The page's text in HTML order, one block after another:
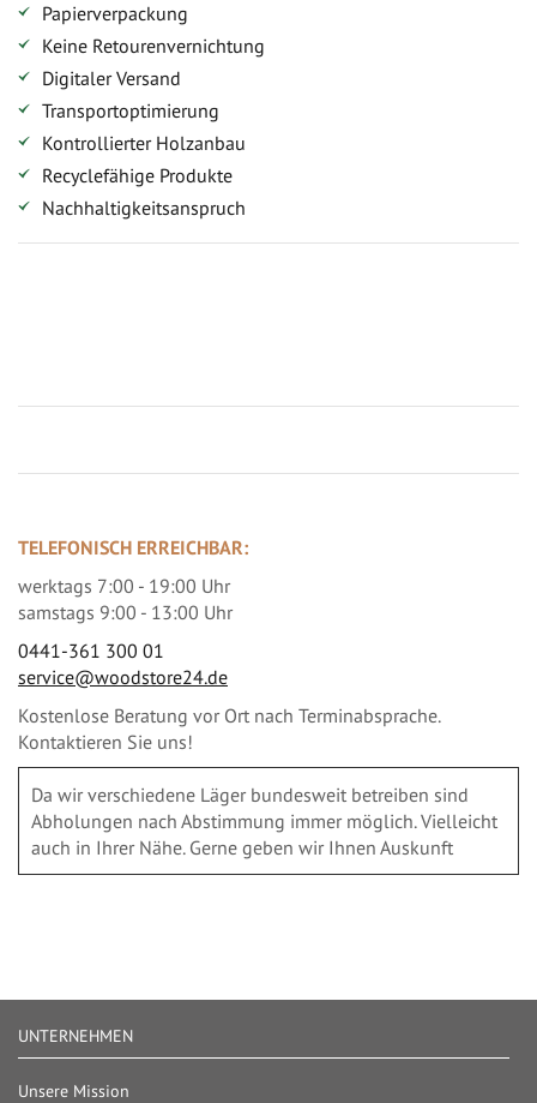
Papierverpackung
Keine Retourenvernichtung
Digitaler Versand
Transportoptimierung
Kontrollierter Holzanbau
Recyclefähige Produkte
Nachhaltigkeitsanspruch
TELEFONISCH ERREICHBAR:
werktags 7:00 - 19:00 Uhr
samstags 9:00 - 13:00 Uhr
0441-361 300 01
service@woodstore24.de
Kostenlose Beratung vor Ort nach Terminabsprache.
Kontaktieren Sie uns!
Da wir verschiedene Läger bundesweit betreiben sind
Abholungen nach Abstimmung immer möglich. Vielleicht
auch in Ihrer Nähe. Gerne geben wir Ihnen Auskunft
UNTERNEHMEN
Unsere Mission